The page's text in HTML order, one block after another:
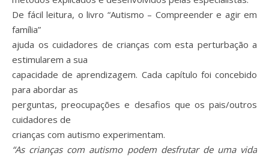
De fácil leitura, o livro “Autismo – Compreender e agir em
família”
ajuda os cuidadores de crianças com esta perturbação a
estimularem a sua
capacidade de aprendizagem. Cada capítulo foi concebido
para abordar as
perguntas, preocupações e desafios que os pais/outros
cuidadores de
crianças com autismo experimentam.
“As crianças com autismo podem desfrutar de uma vida